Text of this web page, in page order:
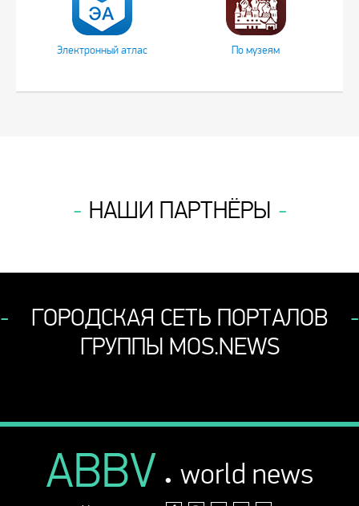
Электронный атлас По музеям
НАШИ ПАРТНЁРЫ
ГОРОДСКАЯ СЕТЬ ПОРТАЛОВ
ГРУППЫ MOS.NEWS
ABBV . world news